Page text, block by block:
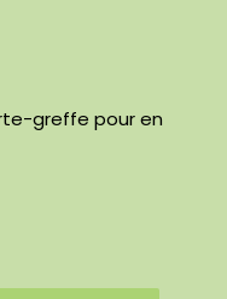
greffe pour en